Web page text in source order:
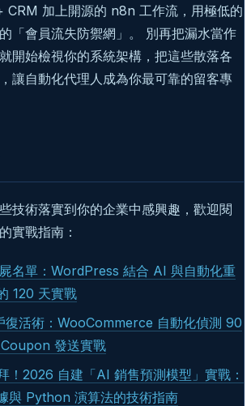
加上開源的 n8n 工作流，用極低的
「會員流失防禦網」。 別再把漏水當作
開始檢視你的系統架構，把這些散落各
讓自動化代理人成為你最可靠的留客專
技術落實到你的企業中感興趣，歡迎閱
實戰指南：
名單：WordPress 結合 AI 與自動化重
120 天實戰
復活術：WooCommerce 自動化偵測 90
發送實戰
！2026 自建「AI 銷售預測模型」實戰：
與 Python 演算法的技術指南